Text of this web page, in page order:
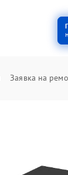
Заявка на